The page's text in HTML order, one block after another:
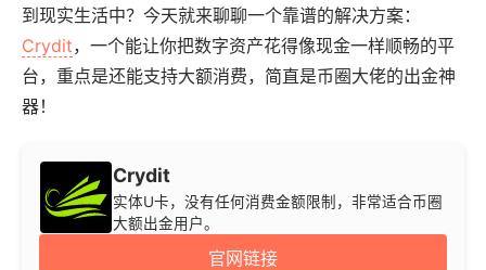
到现实生活中？今天就来聊聊一个靠谱的解决方案：
Crydit，一个能让你把数字资产花得像现金一样顺畅的平
台，重点是还能支持大额消费，简直是币圈大佬的出金神
器！
Crydit
实体U卡，没有任何消费金额限制，非常适合币圈
大额出金用户。
官网链接